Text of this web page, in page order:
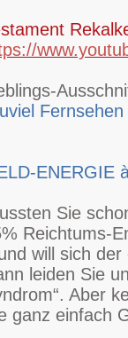
viel
ENERGIE
Sie
Reichtums-
will sich
leiden Sie
Aber
ganz einfach